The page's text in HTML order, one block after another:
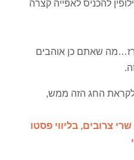
או לחילופין להכניס לאפייה קצרה
שאתם כן אוהבים
לקראת החג הזה ממש,
צרובים, בליווי פסטו